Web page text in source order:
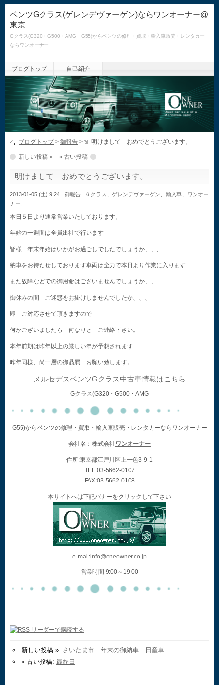
ベンツGクラス(ゲレンデヴァーゲン)ならワンオーナー@
東京
Gクラス(G320・G500・AMG G55)からベンツの修理・買取・輸入車販売・レンタカー
ならワンオーナー
ブログトップ 自己紹介
ブログトップ> 御報告 > 明けまして おめでとうございます。
新しい投稿 » « 古い投稿
明けまして おめでとうございます。
2013-01-05 (土) 9:24 御報告
Ｇクラス、ゲレンデヴァーゲン、輸入車、ワンオー
ナー、
本日５日より通常営業いたしております。
年始の一週間は全員出社で行います
皆様 年末年始はいかがお過ごしでしたでしょうか、、、
納車をお待たせしております車両は全力で本日より作業に入ります
また故障などでの御用命はございませんでしょうか、、
御休みの間 ご迷惑をお掛けしませんでしたか、、、
即 ご対応させて頂きますので
何かございましたら 何なりと ご連絡下さい。
本年前期は昨年以上の厳しい年が予想されます
昨年同様、尚一層の御贔屓 お願い致します。
メルセデスベンツGクラス中古車情報はこちら
Gクラス(G320・G500・AMG
G55)からベンツの修理・買取・輸入車販売・レンタカーならワンオーナー
会社名：株式会社ワンオーナー
住所:東京都江戸川区上一色3-9-1
TEL:03-5662-0107
FAX:03-5662-0108
本サイトへは下記バナーをクリックして下さい
e-mail:info@oneowner.co.jp
営業時間 9:00～19:00
新しい投稿 »: さいたま市 年末の御納車 日産車
« 古い投稿: 最終日